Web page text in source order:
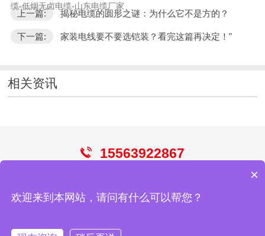
缆-低烟无卤电缆-山东电缆厂家
上一篇: 揭秘电缆的圆形之谜：为什么它不是方的？
下一篇: 家装电线要不要选铠装？看完这篇再决定！"
相关资讯
15563922867
青岛华强电缆有限公司 网站地图
×
欢迎来到本网站，请问有什么可以帮您？